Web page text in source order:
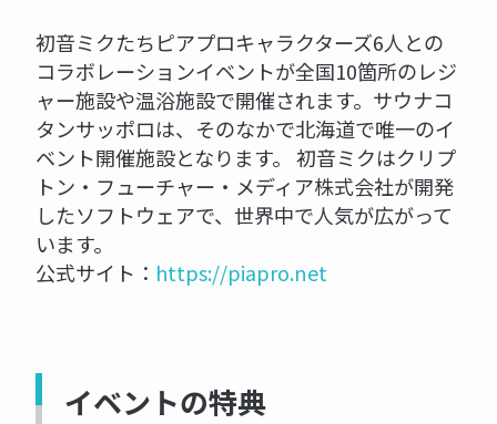
初音ミクたちピアプロキャラクターズ6人との
コラボレーションイベントが全国10箇所のレジ
ャー施設や温浴施設で開催されます。サウナコ
タンサッポロは、そのなかで北海道で唯一のイ
ベント開催施設となります。 初音ミクはクリプ
トン・フューチャー・メディア株式会社が開発
したソフトウェアで、世界中で人気が広がって
います。
公式サイト： https://piapro.net
イベントの特典